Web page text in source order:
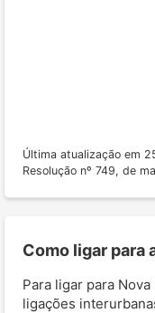
Última atualização em
Resolução nº 749, de
Como ligar para
Para ligar para
ligações